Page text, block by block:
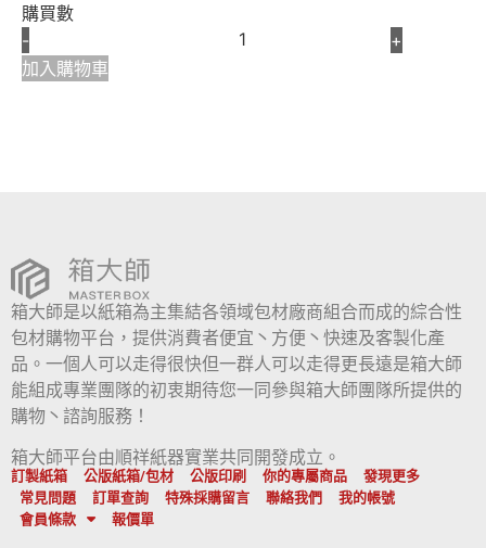
購買數
-
+
加入購物車
箱大師是以紙箱為主集結各領域包材廠商組合而成的綜合性
包材購物平台，提供消費者便宜丶方便丶快速及客製化產
品。一個人可以走得很快但一群人可以走得更長遠是箱大師
能組成專業團隊的初衷期待您一同參與箱大師團隊所提供的
購物丶諮詢服務！
箱大師平台由順祥紙器實業共同開發成立。
訂製紙箱 公版紙箱/包材 公版印刷 你的專屬商品
發現更多
常見問題
訂單查詢 特殊採購留言 聯絡我們
我的帳號
會員條款
報價單